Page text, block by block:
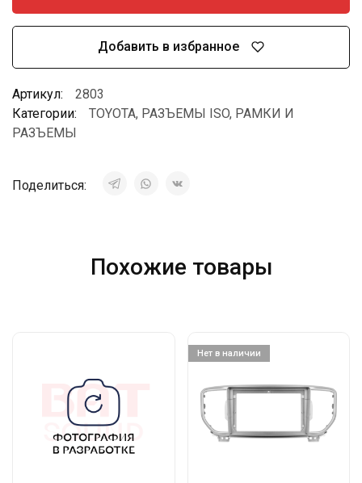
Добавить в избранное
Артикул:
2803
Категории:
TOYOTA, РАЗЪЕМЫ ISO, РАМКИ И
РАЗЪЕМЫ
Поделиться:
Похожие товары
Нет в наличии